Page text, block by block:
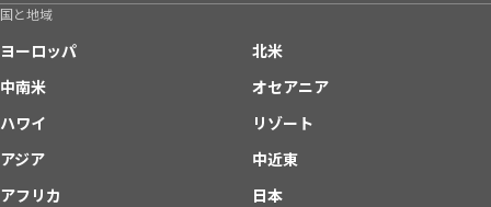
国と地域
ヨーロッパ
北米
中南米
オセアニア
ハワイ
リゾート
アジア
中近東
アフリカ
日本